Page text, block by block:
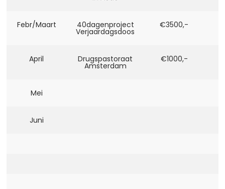
Febr/Maart 40dagenproject
Verjaardagsdoos
€3500,-
April Drugspastoraat
Amsterdam
€1000,-
Mei
Juni